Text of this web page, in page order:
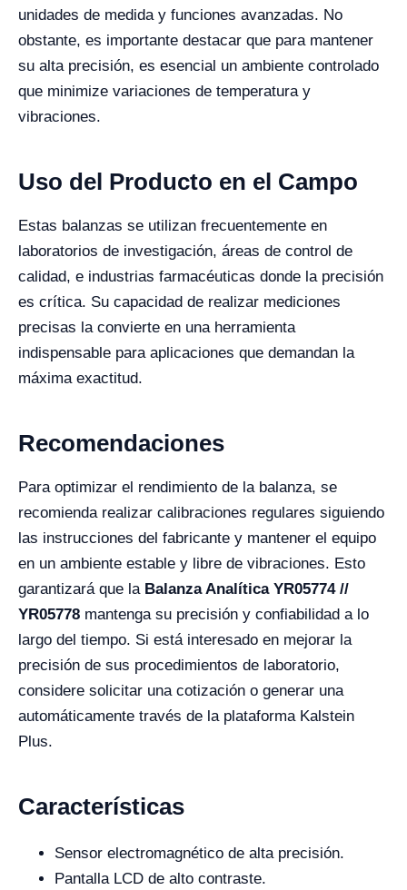
unidades de medida y funciones avanzadas. No
obstante, es importante destacar que para mantener
su alta precisión, es esencial un ambiente controlado
que minimize variaciones de temperatura y
vibraciones.
Uso del Producto en el Campo
Estas balanzas se utilizan frecuentemente en
laboratorios de investigación, áreas de control de
calidad, e industrias farmacéuticas donde la precisión
es crítica. Su capacidad de realizar mediciones
precisas la convierte en una herramienta
indispensable para aplicaciones que demandan la
máxima exactitud.
Recomendaciones
Para optimizar el rendimiento de la balanza, se
recomienda realizar calibraciones regulares siguiendo
las instrucciones del fabricante y mantener el equipo
en un ambiente estable y libre de vibraciones. Esto
garantizará que la Balanza Analítica YR05774 //
YR05778 mantenga su precisión y confiabilidad a lo
largo del tiempo. Si está interesado en mejorar la
precisión de sus procedimientos de laboratorio,
considere solicitar una cotización o generar una
automáticamente través de la plataforma Kalstein
Plus.
Características
Sensor electromagnético de alta precisión.
Pantalla LCD de alto contraste.